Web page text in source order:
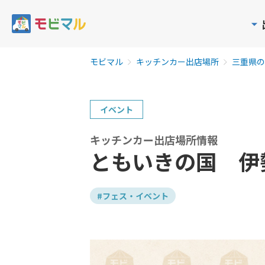
モビマル キッチンカー出店場所 三重県
イベント
ともいきの国 伊
キッチンカー出店場所情報
#フェス・イベント